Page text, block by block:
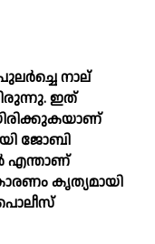
നാല്
ഇത്
ജോബി
എന്താണ്
കൃത്യമായി
പൊലീസ്